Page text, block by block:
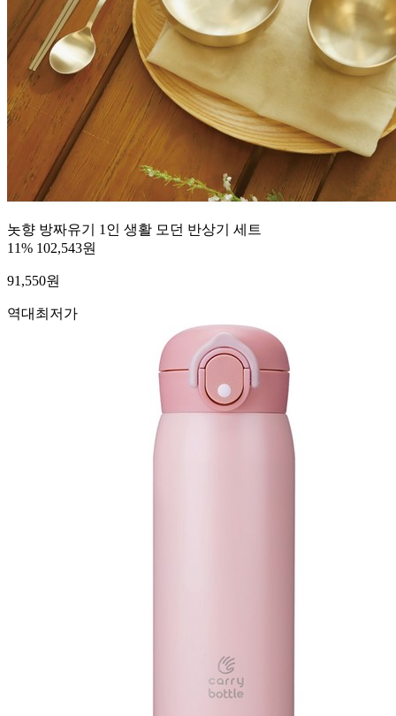
놋향 방짜유기 1인 생활 모던 반상기 세트
11% 102,543원
91,550원
역대최저가